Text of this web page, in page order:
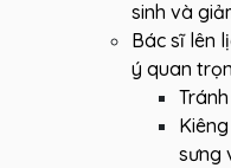
sinh và
Bác sĩ lên
ý quan
sưng